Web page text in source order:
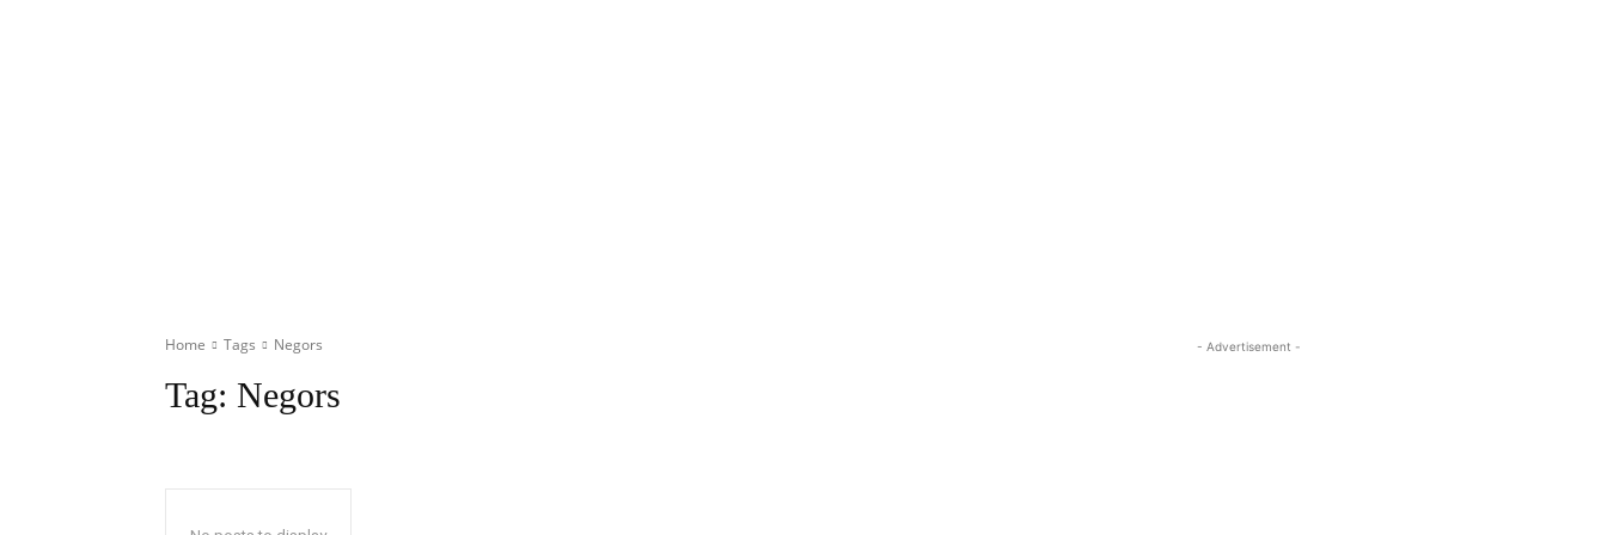
Home Tags Negors
Tag: Negors
- Advertisement -